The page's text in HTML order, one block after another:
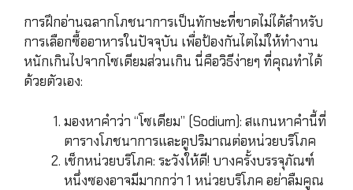
การฝึกอ่านฉลากโภชนาการเป็นทักษะที่ขาดไม่ได้สำหรับ
การเลือกซื้ออาหารในปัจจุบัน เพื่อป้องกันไตไม่ให้ทำงาน
หนักเกินไปจากโซเดียมส่วนเกิน นี่คือวิธีง่ายๆ ที่คุณทำได้
ด้วยตัวเอง:
มองหาคำว่า “โซเดียม” (Sodium): สแกนหาคำนี้ที่
ตารางโภชนาการและดูปริมาณต่อหน่วยบริโภค
เช็กหน่วยบริโภค: ระวังให้ดี! บางครั้งบรรจุภัณฑ์
หนึ่งซองอาจมีมากกว่า 1 หน่วยบริโภค อย่าลืมคูณ